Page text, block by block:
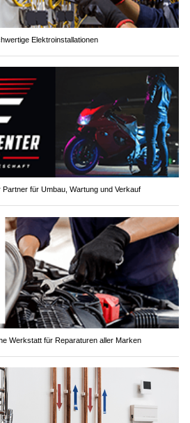
Elektroinstallationen
für Umbau, Wartung und Verkauf
Werkstatt für Reparaturen aller Marken